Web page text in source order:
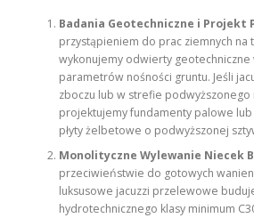
Badania Geotechniczne i Projekt
przystąpieniem do prac ziemnych na
wykonujemy odwierty geotechniczne
parametrów nośności gruntu. Jeśli
zboczu lub w strefie podwyższonego
projektujemy fundamenty palowe
płyty żelbetowe o podwyższonej
Monolityczne Wylewanie Niecek
przeciwieństwie do gotowych
luksusowe jacuzzi przelewowe
hydrotechnicznego klasy minimum